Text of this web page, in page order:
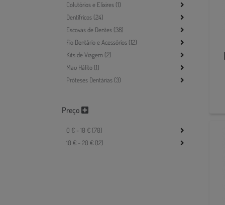
Colutórios e Elixires (1)
Dentífricos (24)
Escovas de Dentes (38)
Fio Dentário e Acessórios (12)
Kits de Viagem (2)
Mau Hálito (1)
Próteses Dentárias (3)
Preço
0 € - 10 € (70)
10 € - 20 € (12)